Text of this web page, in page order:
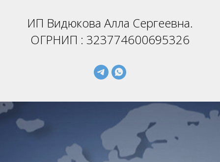
ИП Видюкова Алла Сергеевна.
ОГРНИП : 323774600695326